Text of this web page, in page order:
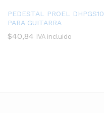
PEDESTAL PROEL DHPGS10
PARA GUITARRA
$40,84 IVA incluido